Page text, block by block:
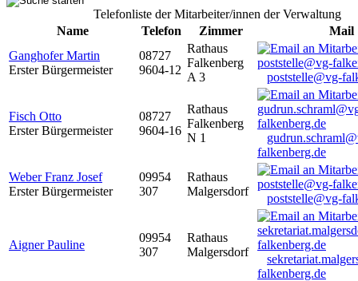
Telefonliste der Mitarbeiter/innen der Verwaltung
Name
Telefon Zimmer
Mail
Ganghofer Martin
Erster Bürgermeister
08727
9604-12
Rathaus
Falkenberg
A 3
poststelle@vg-
Fisch Otto
Erster Bürgermeister
08727
9604-16
Rathaus
Falkenberg
N 1
falkenberg.de
Weber Franz Josef
Erster Bürgermeister
09954
307
Rathaus
Malgersdorf
poststelle@vg-
Aigner Pauline
09954
307
Rathaus
Malgersdorf
falkenberg.de